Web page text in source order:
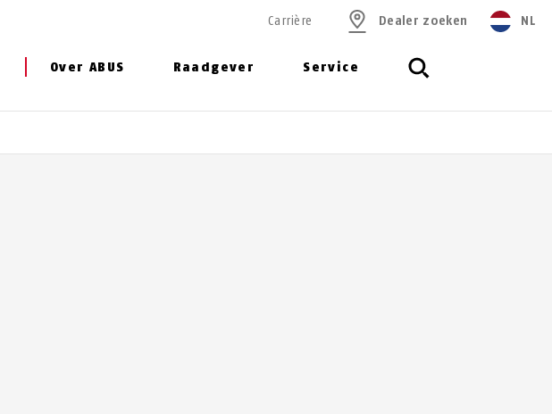
Over ABUS Raadgever Service
Carrière Dealer zoeken NL